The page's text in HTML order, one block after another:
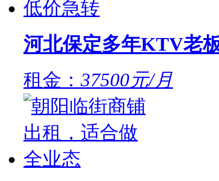
河北保定多年KTV老
租金： 37500元/月